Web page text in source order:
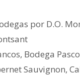
por D.O.
, Bodega
Sauvignon,